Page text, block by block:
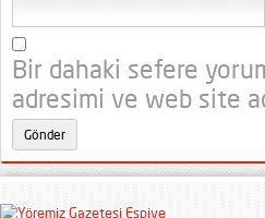
Bir dahaki sefere
adresimi ve web site